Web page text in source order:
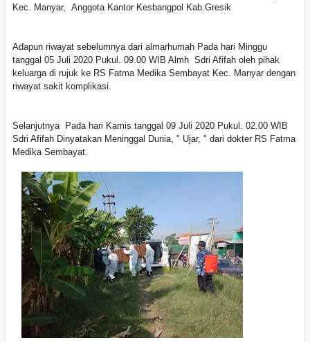
Kec. Manyar, Anggota Kantor Kesbangpol Kab.Gresik
Adapun riwayat sebelumnya dari almarhumah Pada hari Minggu
tanggal 05 Juli 2020 Pukul. 09.00 WIB Almh Sdri Afifah oleh pihak
keluarga di rujuk ke RS Fatma Medika Sembayat Kec. Manyar dengan
riwayat sakit komplikasi.
Selanjutnya Pada hari Kamis tanggal 09 Juli 2020 Pukul. 02.00 WIB
Sdri Afifah Dinyatakan Meninggal Dunia, " Ujar, " dari dokter RS Fatma
Medika Sembayat.